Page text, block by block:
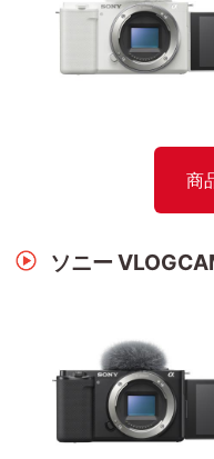
商
ソニー